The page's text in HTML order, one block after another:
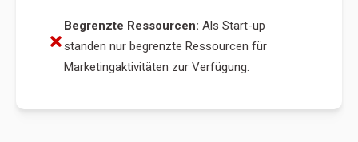
Begrenzte Ressourcen: Als Start-up
standen nur begrenzte Ressourcen für
Marketingaktivitäten zur Verfügung.